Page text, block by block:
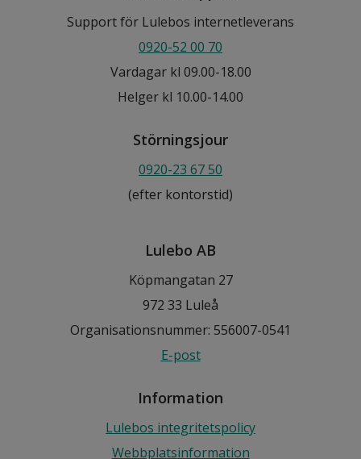
Support för Lulebos internetleverans
0920-52 00 70
Vardagar kl 09.00-18.00
Helger kl 10.00-14.00
Störningsjour
0920-23 67 50
(efter kontorstid)
Lulebo AB
Köpmangatan 27
972 33 Luleå
Organisationsnummer: 556007-0541
E-post
Information
Lulebos integritetspolicy
Webbplatsinformation